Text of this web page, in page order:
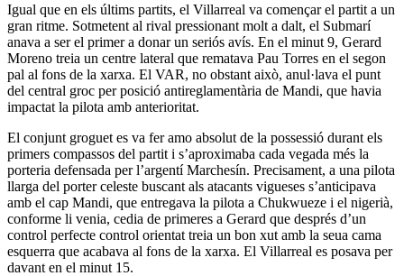
Igual que en els últims partits, el Villarreal va començar el partit a un
gran ritme. Sotmetent al rival pressionant molt a dalt, el Submarí
anava a ser el primer a donar un seriós avís. En el minut 9, Gerard
Moreno treia un centre lateral que rematava Pau Torres en el segon
pal al fons de la xarxa. El VAR, no obstant això, anul·lava el punt
del central groc per posició antireglamentària de Mandi, que havia
impactat la pilota amb anterioritat.
El conjunt groguet es va fer amo absolut de la possessió durant els
primers compassos del partit i s’aproximaba cada vegada més la
porteria defensada per l’argentí Marchesín. Precisament, a una pilota
llarga del porter celeste buscant als atacants vigueses s’anticipava
amb el cap Mandi, que entregava la pilota a Chukwueze i el nigerià,
conforme li venia, cedia de primeres a Gerard que després d’un
control perfecte control orientat treia un bon xut amb la seua cama
esquerra que acabava al fons de la xarxa. El Villarreal es posava per
davant en el minut 15.